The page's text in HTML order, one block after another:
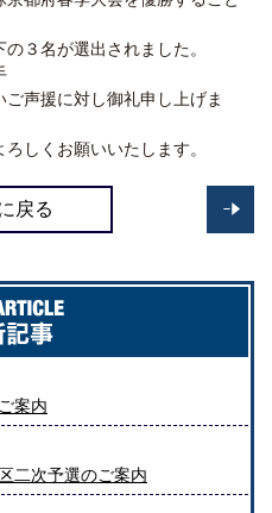
３名が選出されました。
声援に対し御礼申し上げま
しくお願いいたします。
戻る
案内
二次予選のご案内